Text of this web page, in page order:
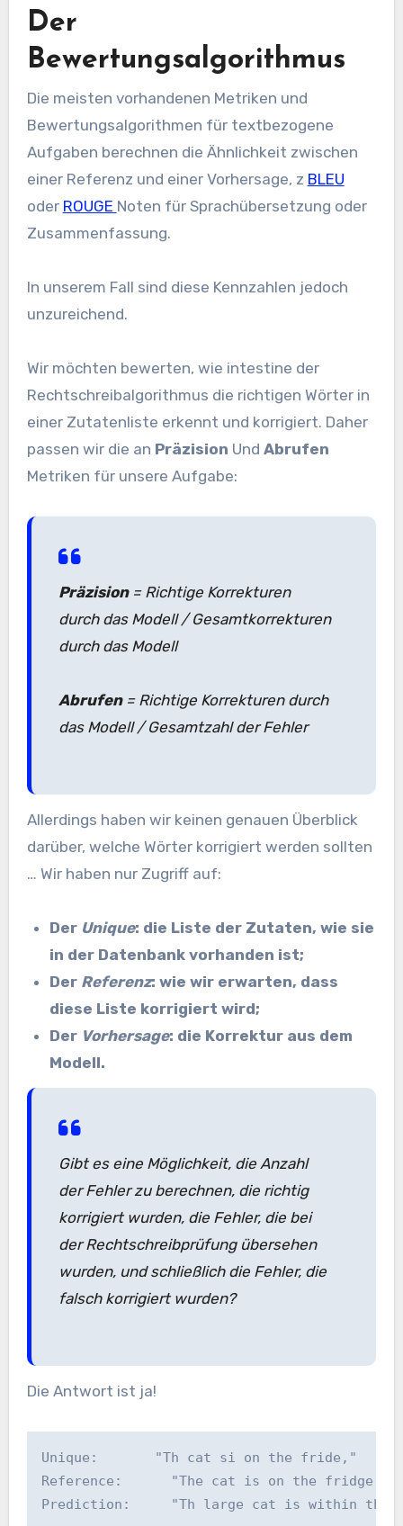
Der
Bewertungsalgorithmus
Die meisten vorhandenen Metriken und
Bewertungsalgorithmen für textbezogene
Aufgaben berechnen die Ähnlichkeit zwischen
einer Referenz und einer Vorhersage, z BLEU
oder ROUGE Noten für Sprachübersetzung oder
Zusammenfassung.
In unserem Fall sind diese Kennzahlen jedoch
unzureichend.
Wir möchten bewerten, wie intestine der
Rechtschreibalgorithmus die richtigen Wörter in
einer Zutatenliste erkennt und korrigiert. Daher
passen wir die an Präzision Und Abrufen
Metriken für unsere Aufgabe:
Präzision = Richtige Korrekturen
durch das Modell / ​Gesamtkorrekturen
durch das Modell
Abrufen = Richtige Korrekturen durch
das Modell / ​Gesamtzahl der Fehler
Allerdings haben wir keinen genauen Überblick
darüber, welche Wörter korrigiert werden sollten
… Wir haben nur Zugriff auf:
Der Unique: die Liste der Zutaten, wie sie
in der Datenbank vorhanden ist;
Der Referenz: wie wir erwarten, dass
diese Liste korrigiert wird;
Der Vorhersage: die Korrektur aus dem
Modell.
Gibt es eine Möglichkeit, die Anzahl
der Fehler zu berechnen, die richtig
korrigiert wurden, die Fehler, die bei
der Rechtschreibprüfung übersehen
wurden, und schließlich die Fehler, die
falsch korrigiert wurden?
Die Antwort ist ja!
Unique:       "Th cat si on the fride,"
Reference:      "The cat is on the fridge."
Prediction:     "Th large cat is within the